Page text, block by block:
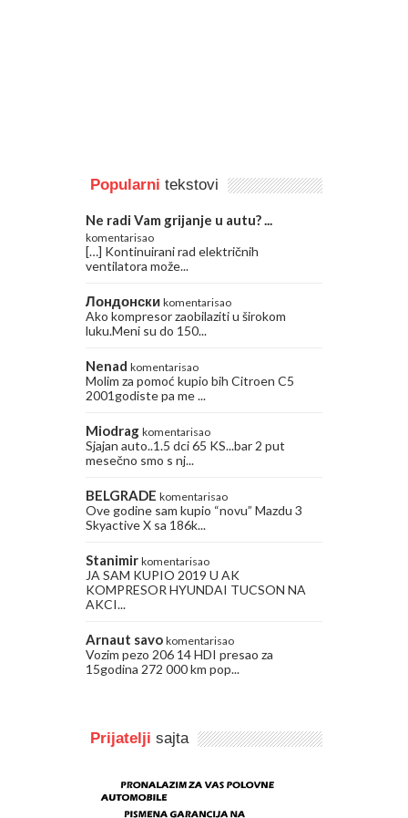
Popularni tekstovi
Ne radi Vam grijanje u autu? ...
komentarisao
[…] Kontinuirani rad električnih
ventilatora može...
Лондонски komentarisao
Ako kompresor zaobilaziti u širokom
luku.Meni su do 150...
Nenad komentarisao
Molim za pomoć kupio bih Citroen C5
2001godiste pa me ...
Miodrag komentarisao
Sjajan auto..1.5 dci 65 KS...bar 2 put
mesečno smo s nj...
BELGRADE komentarisao
Ove godine sam kupio “novu” Mazdu 3
Skyactive X sa 186k...
Stanimir komentarisao
JA SAM KUPIO 2019 U AK
KOMPRESOR HYUNDAI TUCSON NA
AKCI...
Arnaut savo komentarisao
Vozim pezo 206 14 HDI presao za
15godina 272 000 km pop...
Prijatelji sajta